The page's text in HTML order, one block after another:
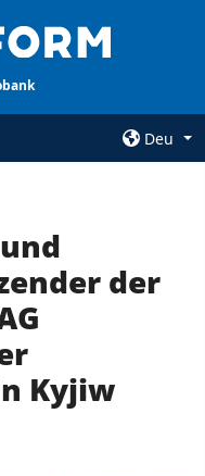
Deu
AGENTUR
Über uns
Kontakte
services
Politik zur
Vertraulichkeit
der
Kyjiw